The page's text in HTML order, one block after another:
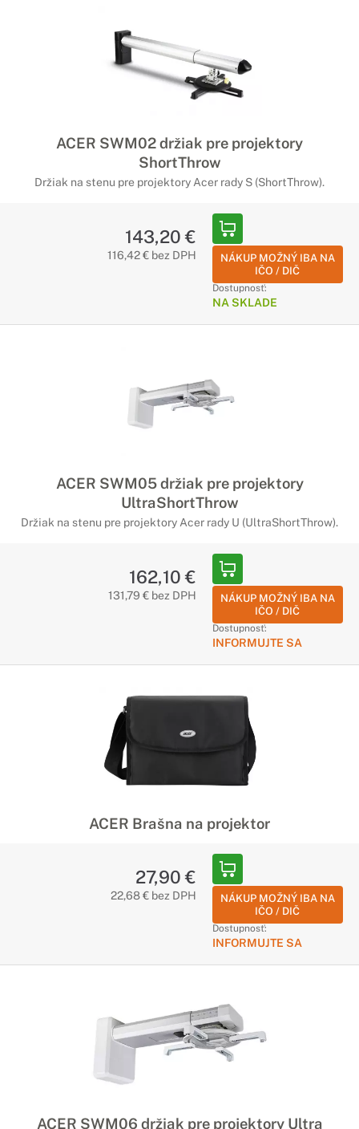
ACER SWM02 držiak pre projektory
ShortThrow
Držiak na stenu pre projektory Acer rady S (ShortThrow).
143,20 €
116,42 € bez DPH
NÁKUP MOŽNÝ IBA NA
IČO / DIČ
Dostupnosť:
NA SKLADE
ACER SWM05 držiak pre projektory
UltraShortThrow
Držiak na stenu pre projektory Acer rady U (UltraShortThrow).
162,10 €
131,79 € bez DPH
NÁKUP MOŽNÝ IBA NA
IČO / DIČ
Dostupnosť:
INFORMUJTE SA
ACER Brašna na projektor
27,90 €
22,68 € bez DPH
NÁKUP MOŽNÝ IBA NA
IČO / DIČ
Dostupnosť:
INFORMUJTE SA
ACER SWM06 držiak pre projektory Ultra